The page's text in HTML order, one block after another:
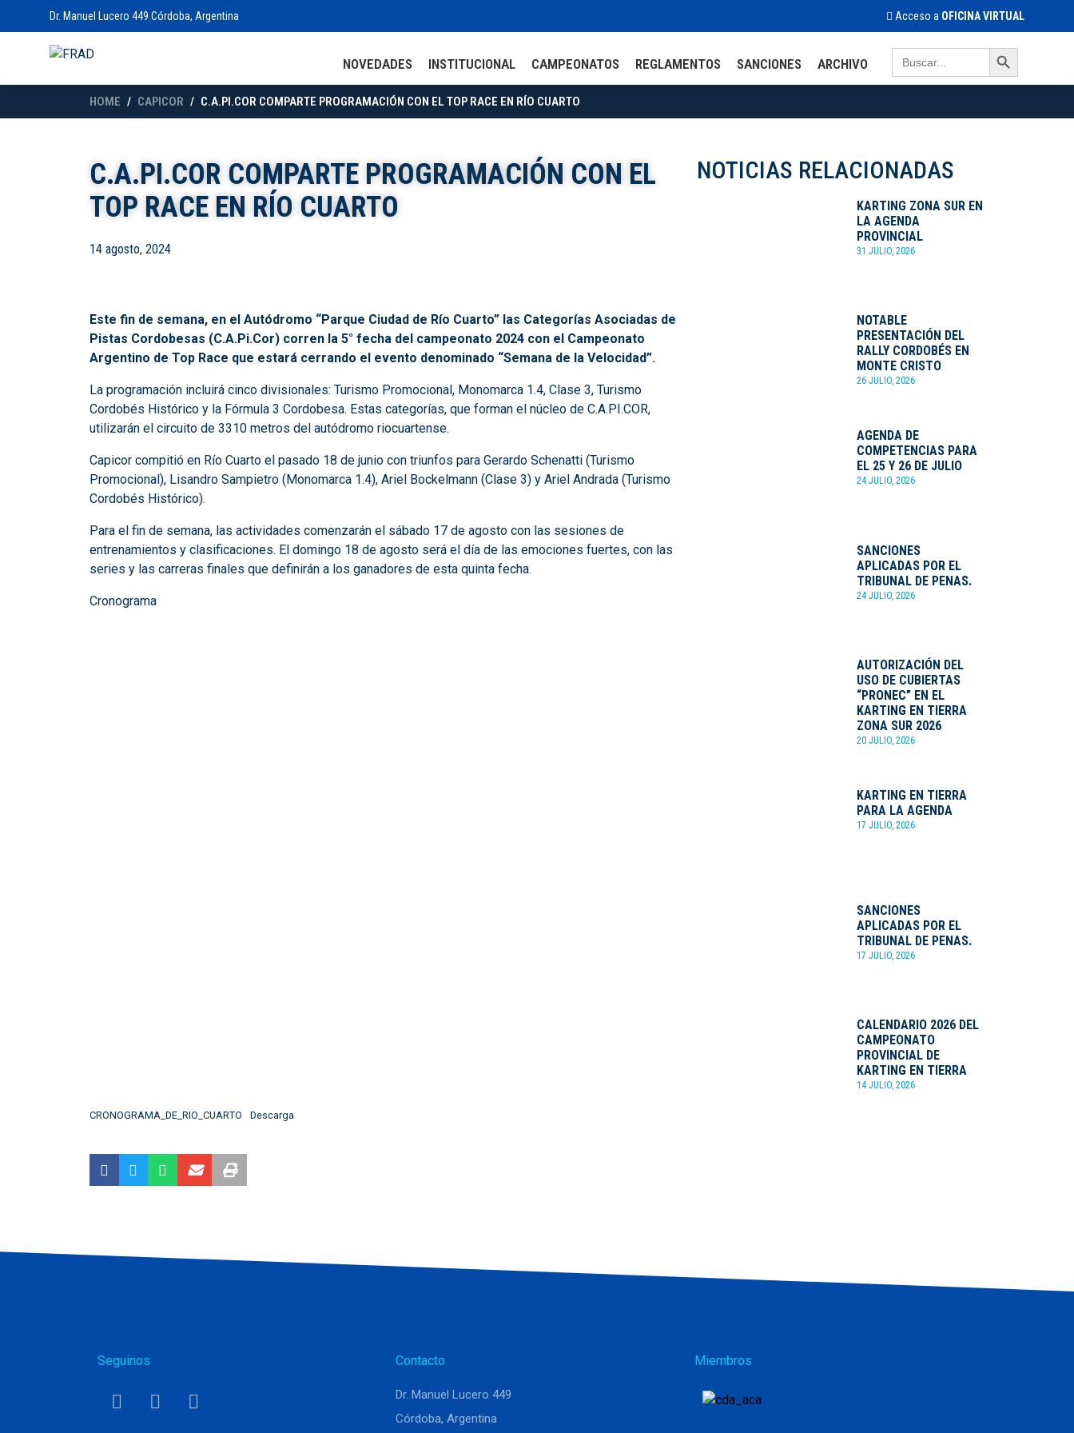
Dr. Manuel Lucero 449 Córdoba, Argentina Acceso a OFICINA VIRTUAL
NOVEDADES INSTITUCIONAL CAMPEONATOS REGLAMENTOS SANCIONES ARCHIVO
Search
for:
Search Button
HOME CAPICOR C.A.PI.COR COMPARTE PROGRAMACIÓN CON EL TOP RACE EN RÍO CUARTO
C.A.PI.COR COMPARTE PROGRAMACIÓN CON EL
TOP RACE EN RÍO CUARTO
14 agosto, 2024
Este fin de semana, en el Autódromo “Parque Ciudad de Río Cuarto” las Categorías Asociadas de
Pistas Cordobesas (C.A.Pi.Cor) corren la 5° fecha del campeonato 2024 con el Campeonato
Argentino de Top Race que estará cerrando el evento denominado “Semana de la Velocidad”.
La programación incluirá cinco divisionales: Turismo Promocional, Monomarca 1.4, Clase 3, Turismo
Cordobés Histórico y la Fórmula 3 Cordobesa. Estas categorías, que forman el núcleo de C.A.PI.COR,
utilizarán el circuito de 3310 metros del autódromo riocuartense.
Capicor compitió en Río Cuarto el pasado 18 de junio con triunfos para Gerardo Schenatti (Turismo
Promocional), Lisandro Sampietro (Monomarca 1.4), Ariel Bockelmann (Clase 3) y Ariel Andrada (Turismo
Cordobés Histórico).
Para el fin de semana, las actividades comenzarán el sábado 17 de agosto con las sesiones de
entrenamientos y clasificaciones. El domingo 18 de agosto será el día de las emociones fuertes, con las
series y las carreras finales que definirán a los ganadores de esta quinta fecha.
Cronograma
CRONOGRAMA_DE_RIO_CUARTO Descarga
NOTICIAS RELACIONADAS
KARTING ZONA SUR EN
LA AGENDA
PROVINCIAL
31 JULIO, 2026
NOTABLE
PRESENTACIÓN DEL
RALLY CORDOBÉS EN
MONTE CRISTO
26 JULIO, 2026
AGENDA DE
COMPETENCIAS PARA
EL 25 Y 26 DE JULIO
24 JULIO, 2026
SANCIONES
APLICADAS POR EL
TRIBUNAL DE PENAS.
24 JULIO, 2026
AUTORIZACIÓN DEL
USO DE CUBIERTAS
“PRONEC” EN EL
KARTING EN TIERRA
ZONA SUR 2026
20 JULIO, 2026
KARTING EN TIERRA
PARA LA AGENDA
17 JULIO, 2026
SANCIONES
APLICADAS POR EL
TRIBUNAL DE PENAS.
17 JULIO, 2026
CALENDARIO 2026 DEL
CAMPEONATO
PROVINCIAL DE
KARTING EN TIERRA
14 JULIO, 2026
Seguinos Contacto
Dr. Manuel Lucero 449
Córdoba, Argentina
Miembros